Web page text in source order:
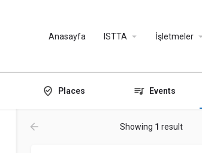
Anasayfa ISTTA İşletmeler
Places Events
Showing 1 result